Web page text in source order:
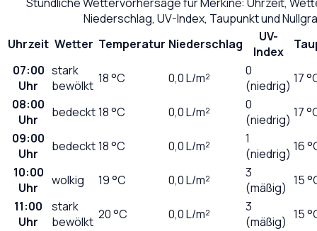
Niederschlag, UV-Index, Taupunkt und
Uhrzeit Wetter Temperatur Niederschlag
UV-
Index
07:00
Uhr
stark
bewölkt 18°C 0,0L/m²
0
(niedrig) 17
08:00
Uhr
bedeckt18°C 0,0L/m²
0
(niedrig) 17
09:00
Uhr
bedeckt18°C 0,0L/m²
1
(niedrig) 16
10:00
Uhr
wolkig 19°C 0,0L/m²
3
(mäßig) 15
11:00
Uhr
stark
bewölkt 20°C 0,0L/m²
3
(mäßig) 15